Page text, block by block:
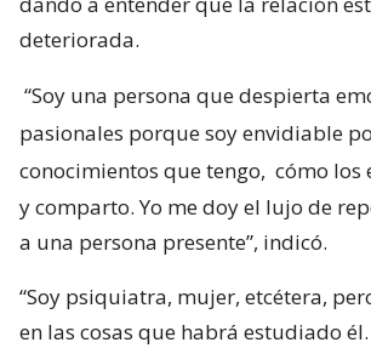
deteriorada.
“Soy una persona que despierta
pasionales porque soy envidiable
conocimientos que tengo, cómo los
y comparto. Yo me doy el lujo de
a una persona presente”, indicó.
“Soy psiquiatra, mujer, etcétera,
en las cosas que habrá estudiado él.